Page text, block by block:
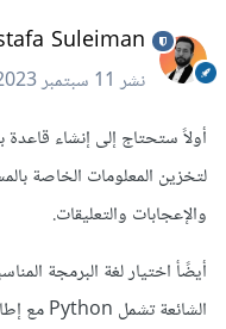
Suleiman
نشر11 سبتمبر 2023
لتخزين المعلومات الخاصة
والإعجابات والتعليقات.
أيضًأ اختيار لغة البرمجة